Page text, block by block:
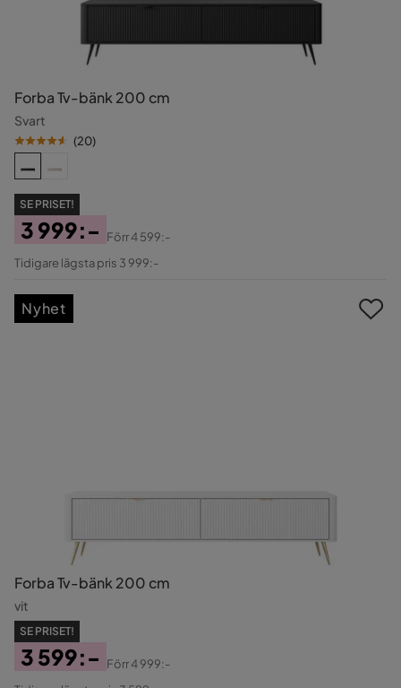
Forba Tv-bänk 200 cm
Svart
(20)
SE PRISET!
Pris
3 999:-
Original
Förr4 599:-
Tidigare lägsta pris 3 999:-
Forba Tv-bänk 200 cm
vit
SE PRISET!
Pris
3 599:-
Original
Förr4 999:-
Nyhet